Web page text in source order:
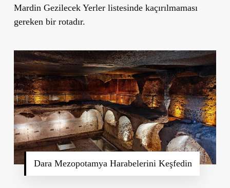
Mardin Gezilecek Yerler listesinde kaçırılmaması
gereken bir rotadır.
Dara Mezopotamya Harabelerini Keşfedin